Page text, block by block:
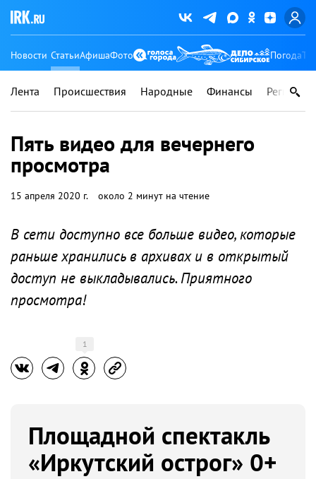
Новости СтатьиАфишаФото Погода
Лента Происшествия Народные Финансы Регионы
Пять видео для вечернего
просмотра
15 апреля 2020 г. около 2 минут на чтение
В сети доступно все больше видео, которые
раньше хранились в архивах и в открытый
доступ не выкладывались. Приятного
просмотра!
1
Площадной спектакль
«Иркутский острог» 0+